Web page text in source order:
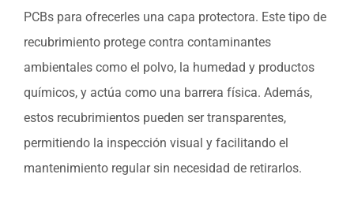
PCBs para ofrecerles una capa protectora. Este tipo de
recubrimiento protege contra contaminantes
ambientales como el polvo, la humedad y productos
químicos, y actúa como una barrera física. Además,
estos recubrimientos pueden ser transparentes,
permitiendo la inspección visual y facilitando el
mantenimiento regular sin necesidad de retirarlos.